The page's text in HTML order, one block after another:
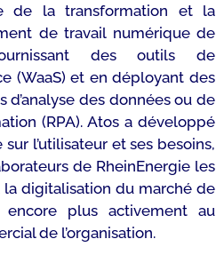
de la transformation et la
de travail numérique de
des outils de
(WaaS) et en déployant des
des données ou de
(RPA). Atos a développé
l’utilisateur et ses besoins,
de RheinEnergie les
digitalisation du marché de
encore plus activement au
de l’organisation.